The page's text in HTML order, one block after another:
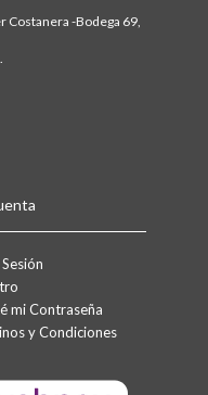
Costanera -Bodega 69,
mi Contraseña
y Condiciones